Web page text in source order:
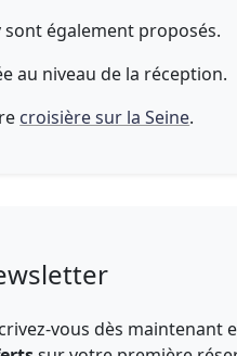
sont également proposés.
au niveau de la réception.
croisière sur la Seine.
vous dès maintenant